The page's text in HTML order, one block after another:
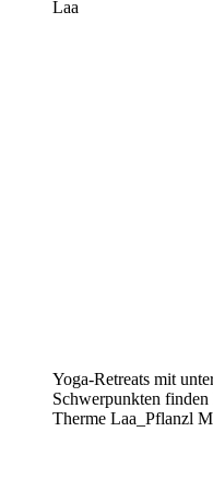
Laa
Yoga-Retreats mit
Schwerpunkten
Therme Laa_Pflanzl